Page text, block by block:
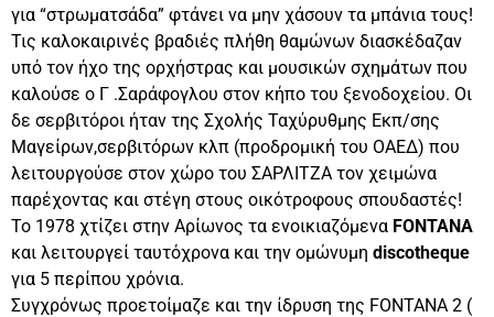
για “στρωματσάδα” φτάνει να μην χάσουν τα μπάνια τους!
Τις καλοκαιρινές βραδιές πλήθη θαμώνων διασκέδαζαν
υπό τον ήχο της ορχήστρας και μουσικών σχημάτων που
καλούσε ο Γ .Σαράφογλου στον κήπο του ξενοδοχείου. Οι
δε σερβιτόροι ήταν της Σχολής Ταχύρυθμης Εκπ/σης
Μαγείρων,σερβιτόρων κλπ (προδρομική του ΟΑΕΔ) που
λειτουργούσε στον χώρο του ΣΑΡΛΙΤΖΑ τον χειμώνα
παρέχοντας και στέγη στους οικότροφους σπουδαστές!
Το 1978 χτίζει στην Αρίωνος τα ενοικιαζόμενα FONTANA
και λειτουργεί ταυτόχρονα και την ομώνυμη discotheque
για 5 περίπου χρόνια.
Συγχρόνως προετοίμαζε και την ίδρυση της FONTANA 2 (